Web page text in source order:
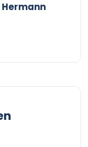
Hermann